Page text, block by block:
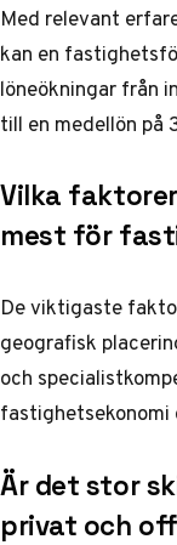
Med relevant
kan en
löneökningar från
till en medellön på
Vilka
mest för
De viktigaste
geografisk
och
fastighetsekonomi
Är det stor
privat och